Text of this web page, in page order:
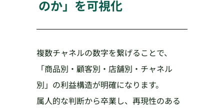
のか」を可視化
複数チャネルの数字を繋げることで、
「商品別・顧客別・店舗別・チャネル
別」の利益構造が明確になります。
属人的な判断から卒業し、再現性のある